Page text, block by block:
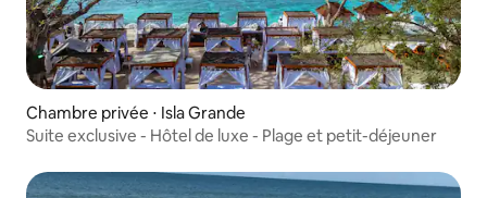
Chambre privée ⋅ Isla Grande
Suite exclusive - Hôtel de luxe - Plage et petit-déjeuner